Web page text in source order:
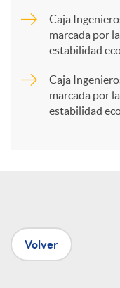
n
Caja
marcada por
estabilidad
Caja
marcada por
estabilidad
Volver